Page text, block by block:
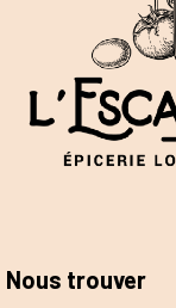
Nous trouver